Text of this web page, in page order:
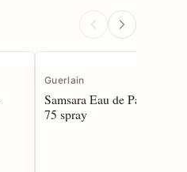
Guerlain
Samsara Eau de Parfum
75 spray